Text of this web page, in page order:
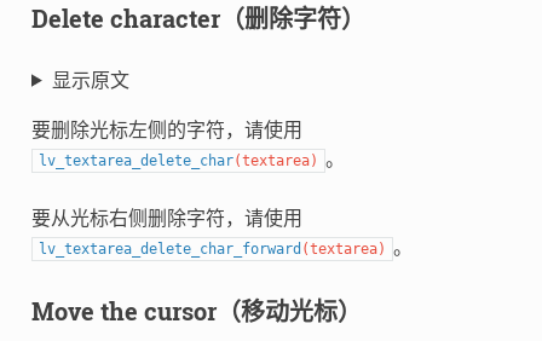
Delete character（删除字符）
显示原文
要删除光标左侧的字符，请使用
lv_textarea_delete_char(textarea) 。
要从光标右侧删除字符，请使用
lv_textarea_delete_char_forward (textarea) 。
Move the cursor（移动光标）